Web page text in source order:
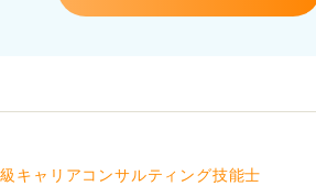
キャリアコンサルティング技能士